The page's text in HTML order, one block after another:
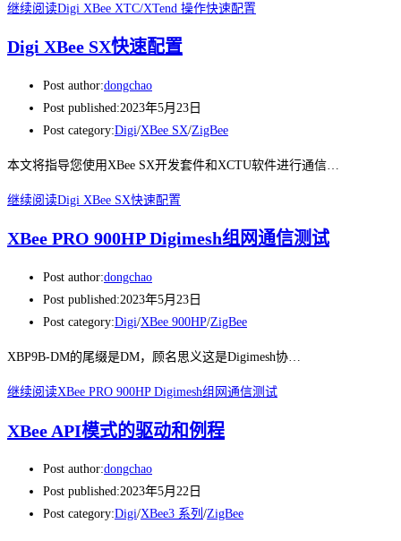
继续阅读Digi XBee XTC/XTend 操作快速配置
Digi XBee SX快速配置
Post author:dongchao
Post published:2023年5月23日
Post category:Digi/XBee SX/ZigBee
本文将指导您使用XBee SX开发套件和XCTU软件进行通信…
继续阅读Digi XBee SX快速配置
XBee PRO 900HP Digimesh组网通信测试
Post author:dongchao
Post published:2023年5月23日
Post category:Digi/XBee 900HP/ZigBee
XBP9B-DM的尾缀是DM，顾名思义这是Digimesh协…
继续阅读XBee PRO 900HP Digimesh组网通信测试
XBee API模式的驱动和例程
Post author:dongchao
Post published:2023年5月22日
Post category:Digi/XBee3 系列 /ZigBee